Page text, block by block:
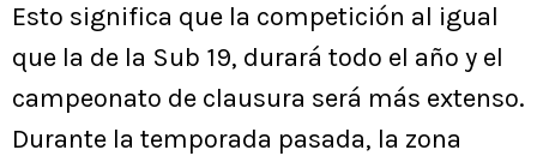
Esto significa que la competición al igual
que la de la Sub 19, durará todo el año y el
campeonato de clausura será más extenso.
Durante la temporada pasada, la zona